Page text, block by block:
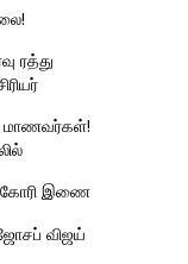
ரத்து
கோரி இணை
விஜய்